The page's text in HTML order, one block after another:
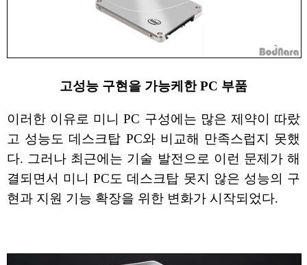
고성능 구현을 가능케한 PC 부품
이러한 이유로 미니 PC 구성에는 많은 제약이 따랐
고 성능도 데스크탑 PC와 비교해 만족스럽지 못했
다. 그러나 최근에는 기술 발전으로 이런 문제가 해
결되면서 미니 PC도 데스크탑 못지 않은 성능의 구
현과 지원 기능 확장을 위한 변화가 시작되었다.